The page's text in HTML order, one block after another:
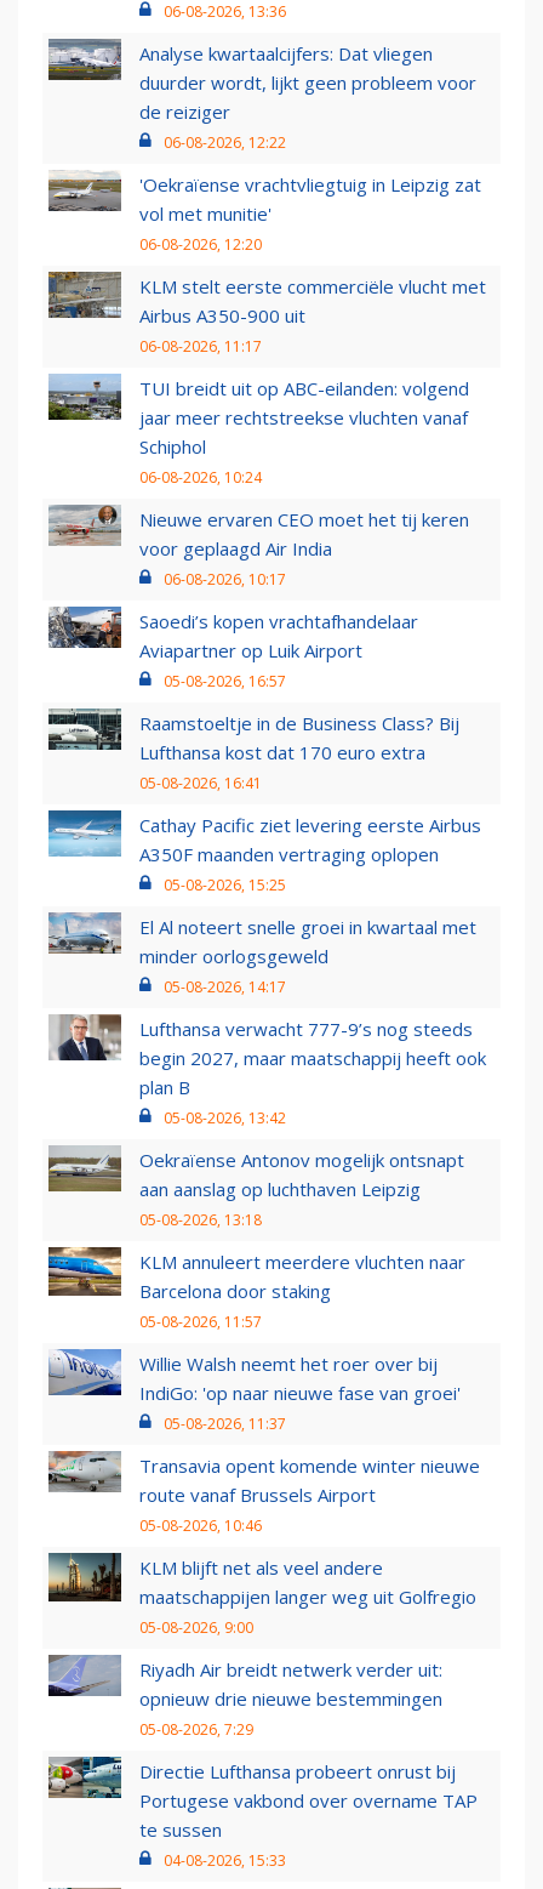
06-08-2026, 13:36
Analyse kwartaalcijfers: Dat vliegen
duurder wordt, lijkt geen probleem voor
de reiziger
06-08-2026, 12:22
'Oekraïense vrachtvliegtuig in Leipzig zat
vol met munitie'
06-08-2026, 12:20
KLM stelt eerste commerciële vlucht met
Airbus A350-900 uit
06-08-2026, 11:17
TUI breidt uit op ABC-eilanden: volgend
jaar meer rechtstreekse vluchten vanaf
Schiphol
06-08-2026, 10:24
Nieuwe ervaren CEO moet het tij keren
voor geplaagd Air India
06-08-2026, 10:17
Saoedi’s kopen vrachtafhandelaar
Aviapartner op Luik Airport
05-08-2026, 16:57
Raamstoeltje in de Business Class? Bij
Lufthansa kost dat 170 euro extra
05-08-2026, 16:41
Cathay Pacific ziet levering eerste Airbus
A350F maanden vertraging oplopen
05-08-2026, 15:25
El Al noteert snelle groei in kwartaal met
minder oorlogsgeweld
05-08-2026, 14:17
Lufthansa verwacht 777-9’s nog steeds
begin 2027, maar maatschappij heeft ook
plan B
05-08-2026, 13:42
Oekraïense Antonov mogelijk ontsnapt
aan aanslag op luchthaven Leipzig
05-08-2026, 13:18
KLM annuleert meerdere vluchten naar
Barcelona door staking
05-08-2026, 11:57
Willie Walsh neemt het roer over bij
IndiGo: 'op naar nieuwe fase van groei'
05-08-2026, 11:37
Transavia opent komende winter nieuwe
route vanaf Brussels Airport
05-08-2026, 10:46
KLM blijft net als veel andere
maatschappijen langer weg uit Golfregio
05-08-2026, 9:00
Riyadh Air breidt netwerk verder uit:
opnieuw drie nieuwe bestemmingen
05-08-2026, 7:29
Directie Lufthansa probeert onrust bij
Portugese vakbond over overname TAP
te sussen
04-08-2026, 15:33